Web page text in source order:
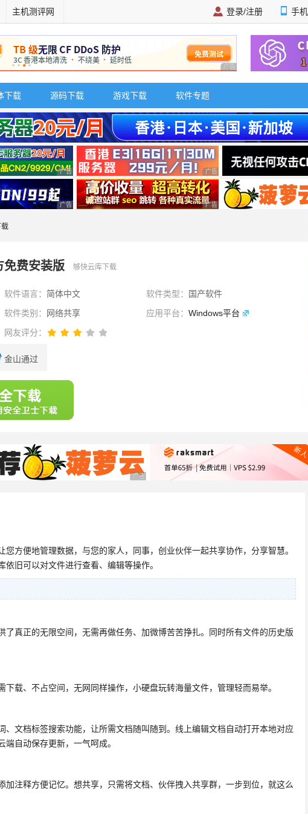
主机测评网 登录/注册 手
广告 商业广告，理性选择
下载 源码下载 游戏下载 软件专题
广告 商业广告，理性选择 广告 商业广告，理性选择
广告 商业广告，理性选择 广告 商业广告，理性选择
免费安装版 够快云库下载
软件语言： 简体中文 软件类型：
国产软件
软件类别： 网络共享 应用平台： Windows平台
网友评分：
金山通过
性选择 广告 商业广告，理性选择
方便地管理数据，与您的家人，同事，创业伙伴一起共享协作，分享智慧。
旧可以对文件进行查看、编辑等操作。
真正的无限空间，无需再做任务、加微博苦苦挣扎。同时所有文件的历史版
载、不占空间，无网同样操作，小硬盘玩转海量文件，管理轻而易举。
文档标签搜索功能，让所需文档随叫随到。线上编辑文档自动打开本地对应
自动保存更新，一气呵成。
注释方便记忆。想共享，只需将文档、伙伴拽入共享群，一步到位，就这么